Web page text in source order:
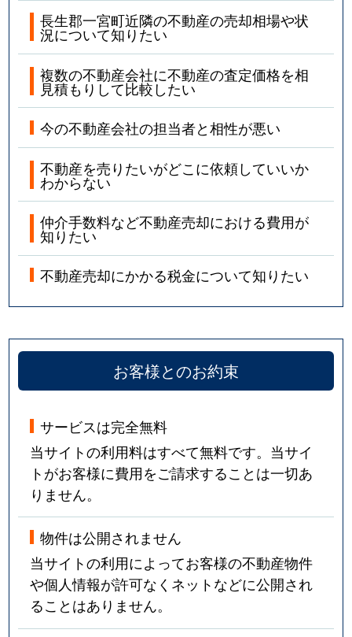
長生郡一宮町近隣の不動産の売却相場や状
況について知りたい
複数の不動産会社に不動産の査定価格を相
見積もりして比較したい
今の不動産会社の担当者と相性が悪い
不動産を売りたいがどこに依頼していいか
わからない
仲介手数料など不動産売却における費用が
知りたい
不動産売却にかかる税金について知りたい
お客様とのお約束
サービスは完全無料
当サイトの利用料はすべて無料です。当サイ
トがお客様に費用をご請求することは一切あ
りません。
物件は公開されません
当サイトの利用によってお客様の不動産物件
や個人情報が許可なくネットなどに公開され
ることはありません。